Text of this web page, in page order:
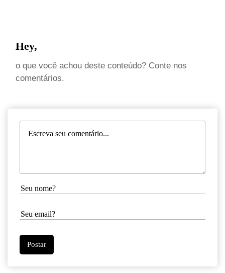
Hey,
o que você achou deste conteúdo? Conte nos
comentários.